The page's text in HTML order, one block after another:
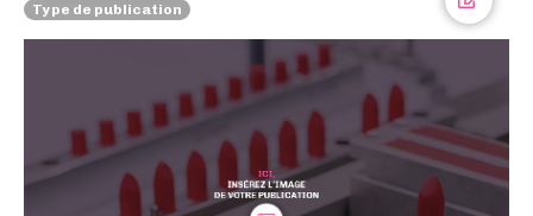
Type de publication